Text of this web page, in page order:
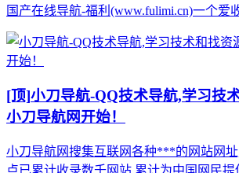
国产在线导航-福利(www.fulimi.cn)一个爱
[顶]小刀导航-QQ技术导航,学习技
小刀导航网开始！
小刀导航网搜集互联网各种***的网站网址